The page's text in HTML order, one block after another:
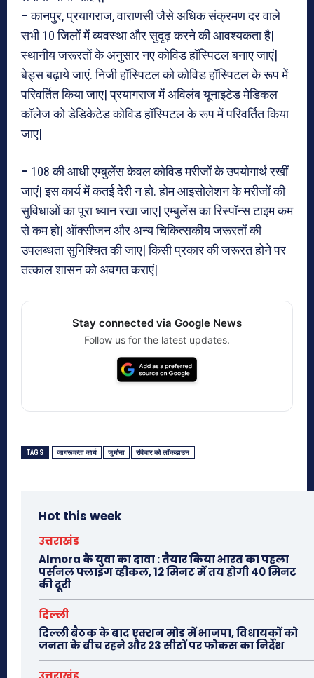
–कानपुर, प्रयागराज, वाराणसी जैसे अधिक संक्रमण दर वाले
सभी 10 जिलों में व्यवस्था और सुदृढ़ करने की आवश्यकता है|
स्थानीय जरूरतों के अनुसार नए कोविड हॉस्पिटल बनाए जाएं|
बेड्स बढ़ाये जाएं. निजी हॉस्पिटल को कोविड हॉस्पिटल के रूप में
परिवर्तित किया जाए| प्रयागराज में अविलंब यूनाइटेड मेडिकल
कॉलेज को डेडिकेटेड कोविड हॉस्पिटल के रूप में परिवर्तित किया
जाए|
– 108 की आधी एम्बुलेंस केवल कोविड मरीजों के उपयोगार्थ रखीं
जाएं| इस कार्य में कतई देरी न हो. होम आइसोलेशन के मरीजों की
सुविधाओं का पूरा ध्यान रखा जाए| एम्बुलेंस का रिस्पॉन्स टाइम कम
से कम हो| ऑक्सीजन और अन्य चिकित्सकीय जरूरतों की
उपलब्धता सुनिश्चित की जाए| किसी प्रकार की जरूरत होने पर
तत्काल शासन को अवगत कराएं|
Stay connected via Google News
Follow us for the latest updates.
TAGS जागरूकता कार्य जुर्माना रविवार को लॉकडाउन
Hot this week
उत्तराखंड
Almora के युवा का दावा : तैयार किया भारत का पहला
पर्सनल फ्लाइंग व्हीकल, 12 मिनट में तय होगी 40 मिनट
की दूरी
दिल्ली
दिल्ली बैठक के बाद एक्शन मोड में भाजपा, विधायकों को
जनता के बीच रहने और 23 सीटों पर फोकस का निर्देश